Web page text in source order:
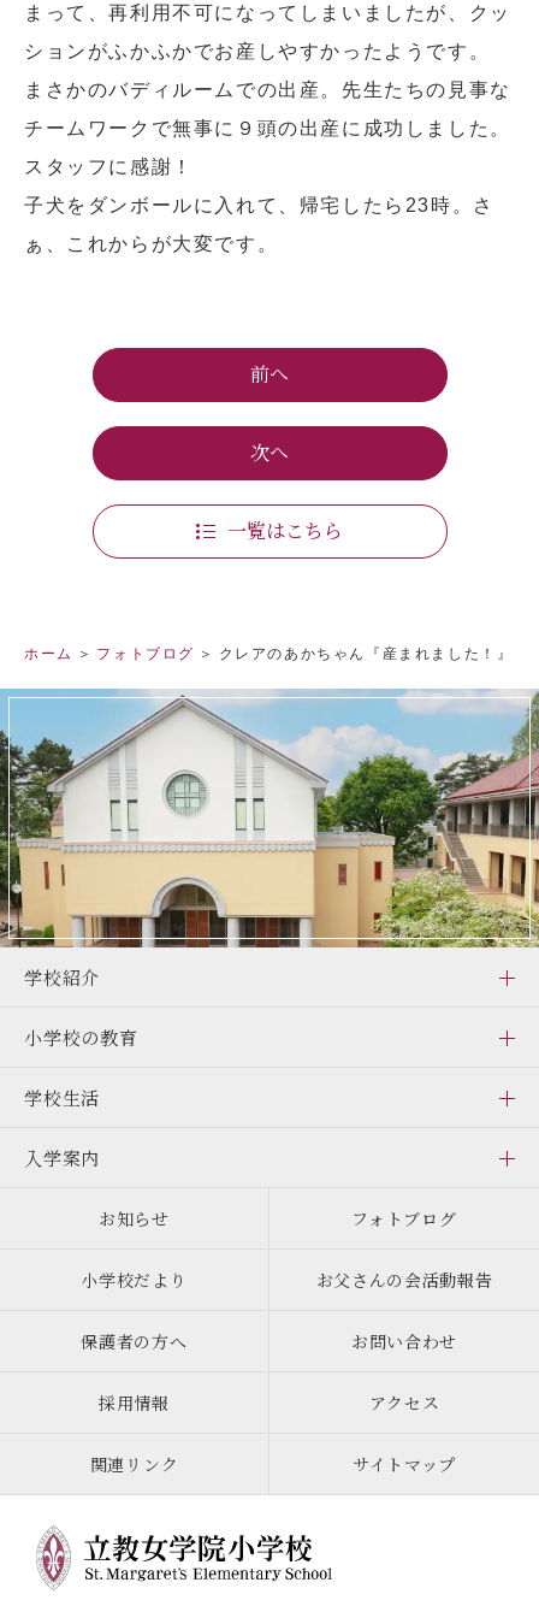
まって、再利用不可になってしまいましたが、クッ
ションがふかふかでお産しやすかったようです。
まさかのバディルームでの出産。先生たちの見事な
チームワークで無事に９頭の出産に成功しました。
スタッフに感謝！
子犬をダンボールに入れて、帰宅したら23時。さ
ぁ、これからが大変です。
前へ
一覧はこちら
次へ
ホーム フォトブログ クレアのあかちゃん『産まれました！』
学校紹介
小学校の教育
学校生活
入学案内
お知らせ フォトブログ
小学校だより お父さんの会活動報告
保護者の方へ お問い合わせ
採用情報 アクセス
関連リンク サイトマップ